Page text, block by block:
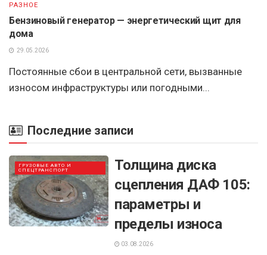
РАЗНОЕ
Бензиновый генератор — энергетический щит для
дома
29.05.2026
Постоянные сбои в центральной сети, вызванные
износом инфраструктуры или погодными...
Последние записи
ГРУЗОВЫЕ АВТО И
СПЕЦТРАНСПОРТ
Толщина диска
сцепления ДАФ 105:
параметры и
пределы износа
03.08.2026